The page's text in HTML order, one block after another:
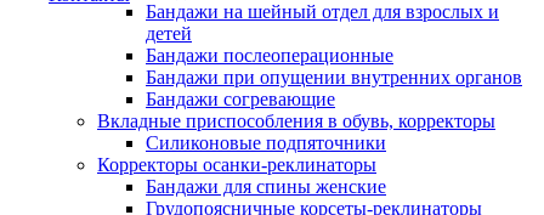
Бандажи на шейный отдел для взрослых и
детей
Бандажи послеоперационные
Бандажи при опущении внутренних органов
Бандажи согревающие
Вкладные приспособления в обувь, корректоры
Силиконовые подпяточники
Корректоры осанки-реклинаторы
Бандажи для спины женские
Грудопоясничные корсеты-реклинаторы